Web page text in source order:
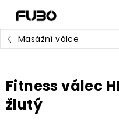
obsah
Masážní válce
Fitness válec
žlutý